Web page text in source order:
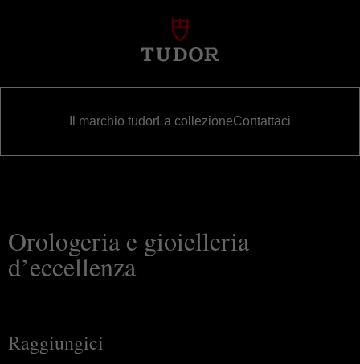
Il marchio tudorLa collezioneContattaci
Orologeria e gioielleria
d’eccellenza
Raggiungici